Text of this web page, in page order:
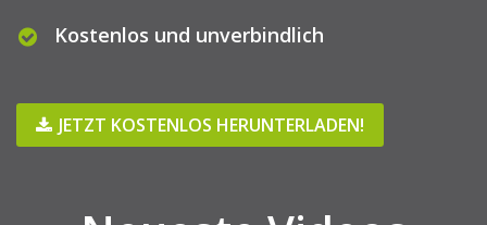
Kostenlos und unverbindlich
JETZT KOSTENLOS HERUNTERLADEN!